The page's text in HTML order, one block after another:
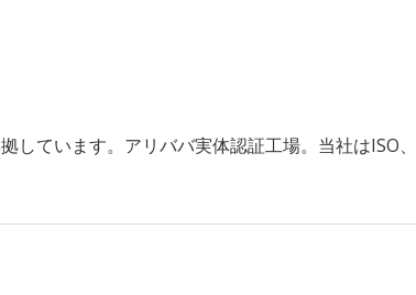
ています。アリババ実体認証工場。当社はISO